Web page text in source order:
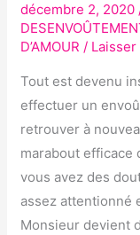
décembre 2, 2020
D’AMOUR /
Tout est devenu
effectuer un
retrouver à
marabout efficace
vous avez des
assez attentionné
Monsieur devient